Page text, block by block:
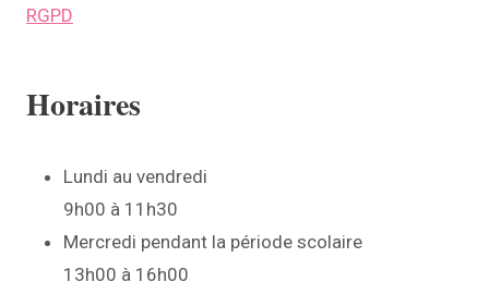
RGPD
Horaires
Lundi au vendredi
9h00 à 11h30
Mercredi pendant la période scolaire
13h00 à 16h00